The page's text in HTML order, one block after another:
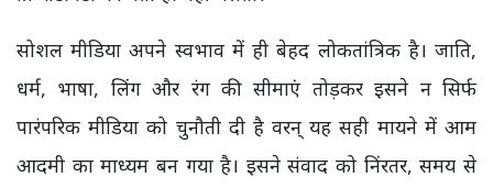
सोशल मीडिया अपने स्वभाव में ही बेहद लोकतांत्रिक है। जाति,
धर्म, भाषा, लिंग और रंग की सीमाएं तोड़कर इसने न सिर्फ
पारंपरिक मीडिया को चुनौती दी है वरन् यह सही मायने में आम
आदमी का माध्यम बन गया है। इसने संवाद को निंरतर, समय से